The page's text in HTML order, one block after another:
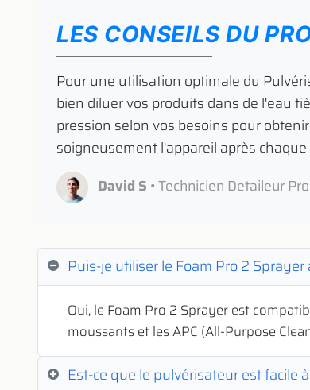
LES CONSEILS DU
Pour une utilisation optimale du
bien diluer vos produits dans de l'eau
pression selon vos besoins pour
soigneusement l'appareil après
David S • Technicien Detaileur Pro
Puis-je utiliser le Foam Pro 2
Oui, le Foam Pro 2 Sprayer est
moussants et les APC (All-Purpose
Est-ce que le pulvérisateur est facile